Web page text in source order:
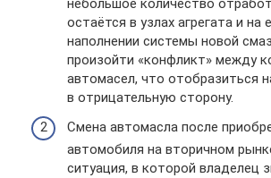
небольшое количество
остаётся в узлах агрегата и на
наполнении системы новой
произойти «конфликт» между
автомасел, что отобразиться
в отрицательную сторону.
Смена автомасла после
автомобиля на вторичном
ситуация, в которой владелец